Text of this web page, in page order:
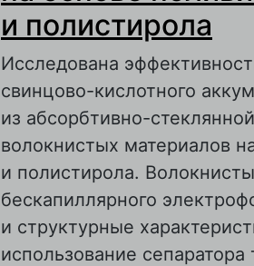
и полистирола
Исследована
свинцово-кислотного
из абсорбтивно-
волокнистых материалов
и полистирола.
бескапиллярного
и структурные
использование